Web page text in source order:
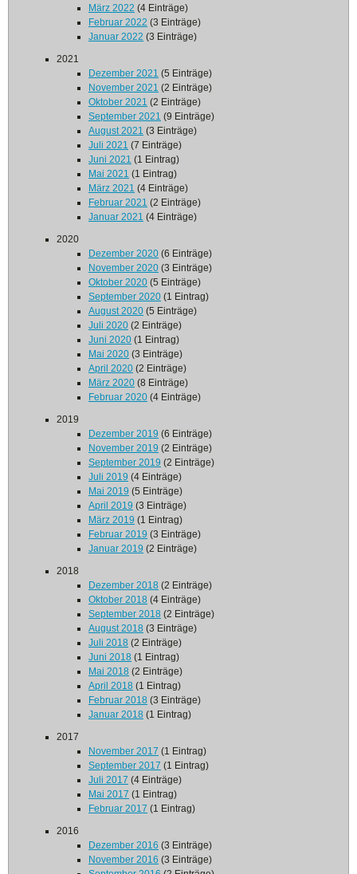
März 2022 (4 Einträge)
Februar 2022 (3 Einträge)
Januar 2022 (3 Einträge)
2021
Dezember 2021 (5 Einträge)
November 2021 (2 Einträge)
Oktober 2021 (2 Einträge)
September 2021 (9 Einträge)
August 2021 (3 Einträge)
Juli 2021 (7 Einträge)
Juni 2021 (1 Eintrag)
Mai 2021 (1 Eintrag)
März 2021 (4 Einträge)
Februar 2021 (2 Einträge)
Januar 2021 (4 Einträge)
2020
Dezember 2020 (6 Einträge)
November 2020 (3 Einträge)
Oktober 2020 (5 Einträge)
September 2020 (1 Eintrag)
August 2020 (5 Einträge)
Juli 2020 (2 Einträge)
Juni 2020 (1 Eintrag)
Mai 2020 (3 Einträge)
April 2020 (2 Einträge)
März 2020 (8 Einträge)
Februar 2020 (4 Einträge)
2019
Dezember 2019 (6 Einträge)
November 2019 (2 Einträge)
September 2019 (2 Einträge)
Juli 2019 (4 Einträge)
Mai 2019 (5 Einträge)
April 2019 (3 Einträge)
März 2019 (1 Eintrag)
Februar 2019 (3 Einträge)
Januar 2019 (2 Einträge)
2018
Dezember 2018 (2 Einträge)
Oktober 2018 (4 Einträge)
September 2018 (2 Einträge)
August 2018 (3 Einträge)
Juli 2018 (2 Einträge)
Juni 2018 (1 Eintrag)
Mai 2018 (2 Einträge)
April 2018 (1 Eintrag)
Februar 2018 (3 Einträge)
Januar 2018 (1 Eintrag)
2017
November 2017 (1 Eintrag)
September 2017 (1 Eintrag)
Juli 2017 (4 Einträge)
Mai 2017 (1 Eintrag)
Februar 2017 (1 Eintrag)
2016
Dezember 2016 (3 Einträge)
November 2016 (3 Einträge)